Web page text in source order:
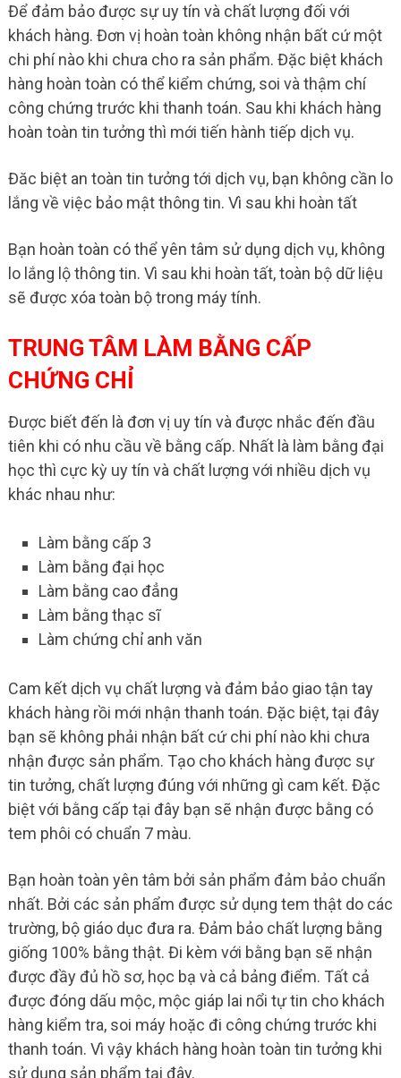
Để đảm bảo được sự uy tín và chất lượng đối với
khách hàng. Đơn vị hoàn toàn không nhận bất cứ một
chi phí nào khi chưa cho ra sản phẩm. Đặc biệt khách
hàng hoàn toàn có thể kiểm chứng, soi và thậm chí
công chứng trước khi thanh toán. Sau khi khách hàng
hoàn toàn tin tưởng thì mới tiến hành tiếp dịch vụ.
Đăc biệt an toàn tin tưởng tới dịch vụ, bạn không cần lo
lắng về việc bảo mật thông tin. Vì sau khi hoàn tất
Bạn hoàn toàn có thể yên tâm sử dụng dịch vụ, không
lo lắng lộ thông tin. Vì sau khi hoàn tất, toàn bộ dữ liệu
sẽ được xóa toàn bộ trong máy tính.
TRUNG TÂM LÀM BẰNG CẤP
CHỨNG CHỈ
Được biết đến là đơn vị uy tín và được nhắc đến đầu
tiên khi có nhu cầu về bằng cấp. Nhất là làm bằng đại
học thì cực kỳ uy tín và chất lượng với nhiều dịch vụ
khác nhau như:
Làm bằng cấp 3
Làm bằng đại học
Làm bằng cao đẳng
Làm bằng thạc sĩ
Làm chứng chỉ anh văn
Cam kết dịch vụ chất lượng và đảm bảo giao tận tay
khách hàng rồi mới nhận thanh toán. Đặc biệt, tại đây
bạn sẽ không phải nhận bất cứ chi phí nào khi chưa
nhận được sản phẩm. Tạo cho khách hàng được sự
tin tưởng, chất lượng đúng với những gì cam kết. Đặc
biệt với bằng cấp tại đây bạn sẽ nhận được bằng có
tem phôi có chuẩn 7 màu.
Bạn hoàn toàn yên tâm bởi sản phẩm đảm bảo chuẩn
nhất. Bởi các sản phẩm được sử dụng tem thật do các
trường, bộ giáo dục đưa ra. Đảm bảo chất lượng bằng
giống 100% bằng thật. Đi kèm với bằng bạn sẽ nhận
được đầy đủ hồ sơ, học bạ và cả bảng điểm. Tất cả
được đóng dấu mộc, mộc giáp lai nổi tự tin cho khách
hàng kiểm tra, soi máy hoặc đi công chứng trước khi
thanh toán. Vì vậy khách hàng hoàn toàn tin tưởng khi
sử dụng sản phẩm tại đây.